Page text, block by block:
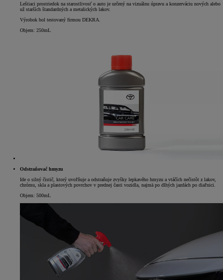
Leštiaci prostriedok na starostlivosť o auto je určený na vizuálnu úpravu a konzerváciu nových alebo
už starších štandardných a metalických lakov.
Výrobok bol testovaný firmou DEKRA.
Objem: 250mL
Odstraňovač hmyzu
Ide o silný čistič, ktorý uvoľňuje a odstraňuje zvyšky lepkavého hmyzu a vtáčích nečistôt z lakov,
chrómu, skla a plastových povrchov v prednej časti vozidla, najmä po dlhých jazdách po diaľnici.
Objem: 500mL